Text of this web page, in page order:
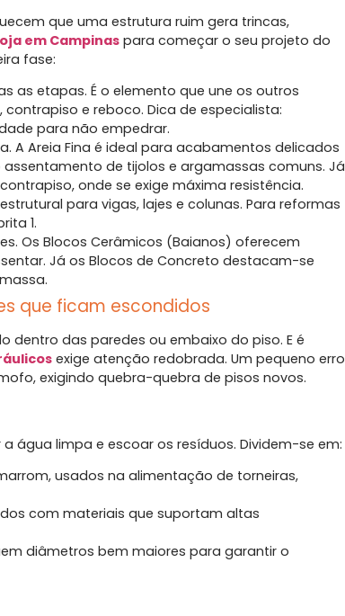
que uma estrutura ruim gera trincas,
em Campinas para começar o seu projeto do
fase:
as etapas. É o elemento que une os outros
e reboco. Dica de especialista:
para não empedrar.
A Areia Fina é ideal para acabamentos delicados
assentamento de tijolos e argamassas comuns. Já
onde se exige máxima resistência.
para vigas, lajes e colunas. Para reformas
1.
Os Blocos Cerâmicos (Baianos) oferecem
Já os Blocos de Concreto destacam-se
que ficam escondidos
dentro das paredes ou embaixo do piso. E é
exige atenção redobrada. Um pequeno erro
exigindo quebra-quebra de pisos novos.
água limpa e escoar os resíduos. Dividem-se em:
usados na alimentação de torneiras,
com materiais que suportam altas
diâmetros bem maiores para garantir o